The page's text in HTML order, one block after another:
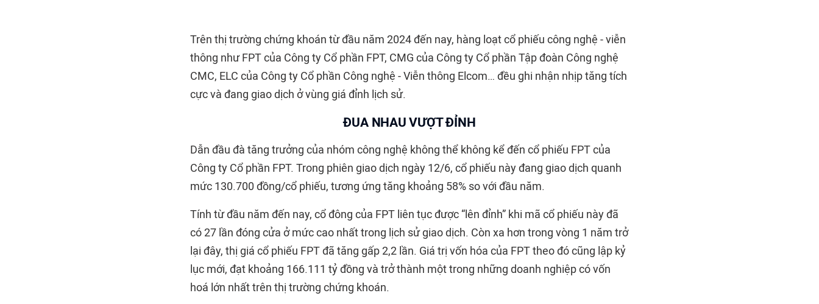
Trên thị trường chứng khoán từ đầu năm 2024 đến nay, hàng loạt cổ phiếu công nghệ - viễn
thông như FPT của Công ty Cổ phần FPT, CMG của Công ty Cổ phần Tập đoàn Công nghệ
CMC, ELC của Công ty Cổ phần Công nghệ - Viễn thông Elcom… đều ghi nhận nhịp tăng tích
cực và đang giao dịch ở vùng giá đỉnh lịch sử.
ĐUA NHAU VƯỢT ĐỈNH
Dẫn đầu đà tăng trưởng của nhóm công nghệ không thể không kể đến cổ phiếu FPT của
Công ty Cổ phần FPT. Trong phiên giao dịch ngày 12/6, cổ phiếu này đang giao dịch quanh
mức 130.700 đồng/cổ phiếu, tương ứng tăng khoảng 58% so với đầu năm.
Tính từ đầu năm đến nay, cổ đông của FPT liên tục được “lên đỉnh” khi mã cổ phiếu này đã
có 27 lần đóng cửa ở mức cao nhất trong lịch sử giao dịch. Còn xa hơn trong vòng 1 năm trở
lại đây, thị giá cổ phiếu FPT đã tăng gấp 2,2 lần. Giá trị vốn hóa của FPT theo đó cũng lập kỷ
lục mới, đạt khoảng 166.111 tỷ đồng và trở thành một trong những doanh nghiệp có vốn
hoá lớn nhất trên thị trường chứng khoán.